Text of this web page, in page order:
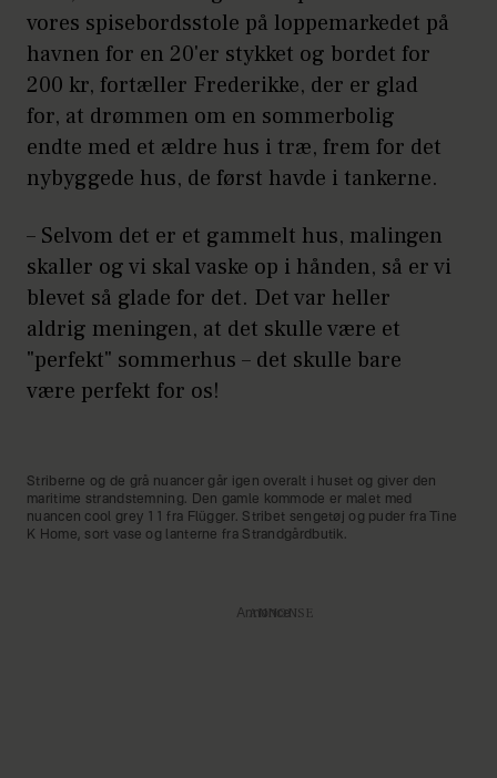
vores spisebordsstole på loppemarkedet på
havnen for en 20'er stykket og bordet for
200 kr, fortæller Frederikke, der er glad
for, at drømmen om en sommerbolig
endte med et ældre hus i træ, frem for det
nybyggede hus, de først havde i tankerne.
– Selvom det er et gammelt hus, malingen
skaller og vi skal vaske op i hånden, så er vi
blevet så glade for det. Det var heller
aldrig meningen, at det skulle være et
"perfekt" sommerhus – det skulle bare
være perfekt for os!
Striberne og de grå nuancer går igen overalt i huset og giver den
maritime strandstemning. Den gamle kommode er malet med
nuancen cool grey 11 fra Flügger. Stribet sengetøj og puder fra Tine
K Home, sort vase og lanterne fra Strandgårdbutik.
Annonce